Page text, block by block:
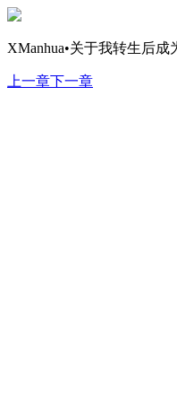
XManhua•关于我转生后
上一章下一章